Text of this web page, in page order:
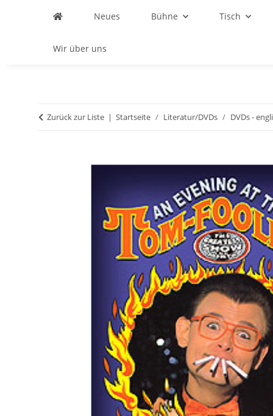
Neues Bühne Tisch
Wir über uns
Zurück zur Liste Startseite Literatur/DVDs DVDs -